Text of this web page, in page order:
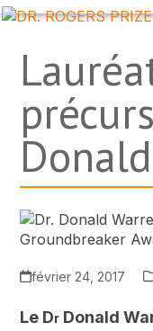
SkipOPEN
MENU
CLOSE
MENU
février 24, 2017
Le Dr Donald